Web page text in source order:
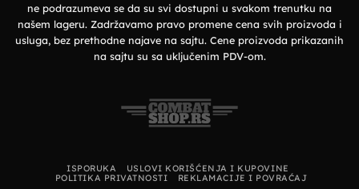
ne podrazumeva se da su svi dostupni u svakom trenutku na
našem lageru. Zadržavamo pravo promene cena svih proizvoda i
usluga, bez prethodne najave na sajtu. Cene proizvoda prikazanih
na sajtu su sa uključenim PDV-om.
ISPORUKA
USLOVI KORIŠĆENJA I KUPOVINE
POLITIKA PRIVATNOSTI
REKLAMACIJE I POVRAĆAJ